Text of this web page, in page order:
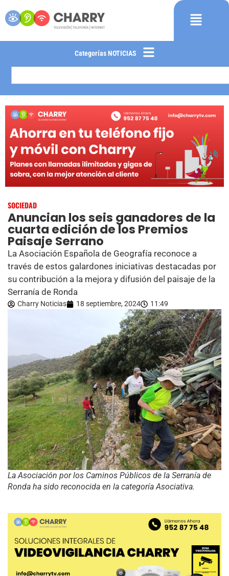
Categorías NOTICIAS
SOCIEDAD
Anuncian los seis ganadores de la
cuarta edición de los Premios
Paisaje Serrano
La Asociación Española de Geografía reconoce a
través de estos galardones iniciativas destacadas por
su contribución a la mejora y difusión del paisaje de la
Serranía de Ronda
Charry Noticias 18 septiembre, 2024 11:49
La Asociación por los Caminos Públicos de la Serranía de
Ronda ha sido reconocida en la categoría Asociativa.